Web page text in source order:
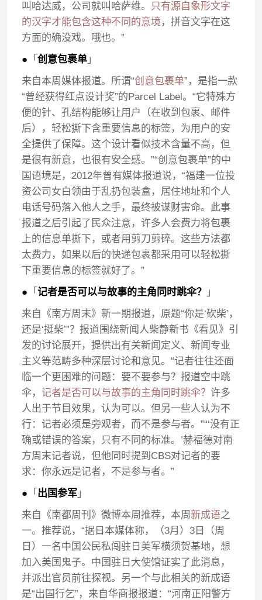
叫哈达威，公司就叫哈萨维。 只有源自象形文字
的汉字才能包含这种不同的意境 ，拼音文字在这
方面的确没戏。哦也。”
● 「创意包裹单 」
来自本周媒体报道。所谓“创意包裹单”，是指一款
“曾经获得红点设计奖”的Parcel Label。“它特殊方
便的针、孔结构能够让用户（在收到包裹、邮件
后），轻松撕下含重要信息的标签，为用户的安
全提供了保障。这个设计看似技术含量不高，但
是很有新意，也很有安全感。”“创意包裹单”的中
国语境是，2012年曾有媒体报道说，“福建一位投
资公司女白领由于乱扔包装盒，居住地址和个人
电话号码落入他人之手，最终被谋财害命。此事
报道之后引起了民众注意，许多人会费力将包裹
上的信息单撕下，或者用剪刀剪碎。这些方法都
太费力，如果以后的快递包裹都采用可以轻松撕
下重要信息的标签就好了。”
● 「记者是否可以与故事的主角同时跳伞？
」
来自《南方周末》新一期报道，原题“你是‘砍柴’，
还是‘挺柴’”？报道围绕新闻人柴静新书《看见》引
发的讨论展开，提供出有关新闻定义、新闻专业
主义等范畴多种深层讨论和意见。“记者往往还面
临一个更困难的问题：要不要参与？报道空中跳
伞，记者是否可以与故事的主角同时跳伞？许多
人出于节目效果，认为可以。但另一些人认为不
行：记者必须是旁观者，而不是参与者。”“‘没有正
确或错误的答案，只有不同的标准。’赫福德对南
方周末记者说，但他同时提到CBS对记者的要
求：你永远是记者，不是参与者。”
● 「 出国参军 」
来自《南都周刊》微博本周推荐，本周新成语之
一。推荐说，“据日本媒体称，（3月）3日（周
日）一名中国公民私闯驻日美军横须贺基地，想
加入美国鬼子。中国驻日大使馆证实了此消息，
并派出官员前往探视。另一个与此相关的新成语
是“出国行乞”，来自华商报报道：“河南正阳警方